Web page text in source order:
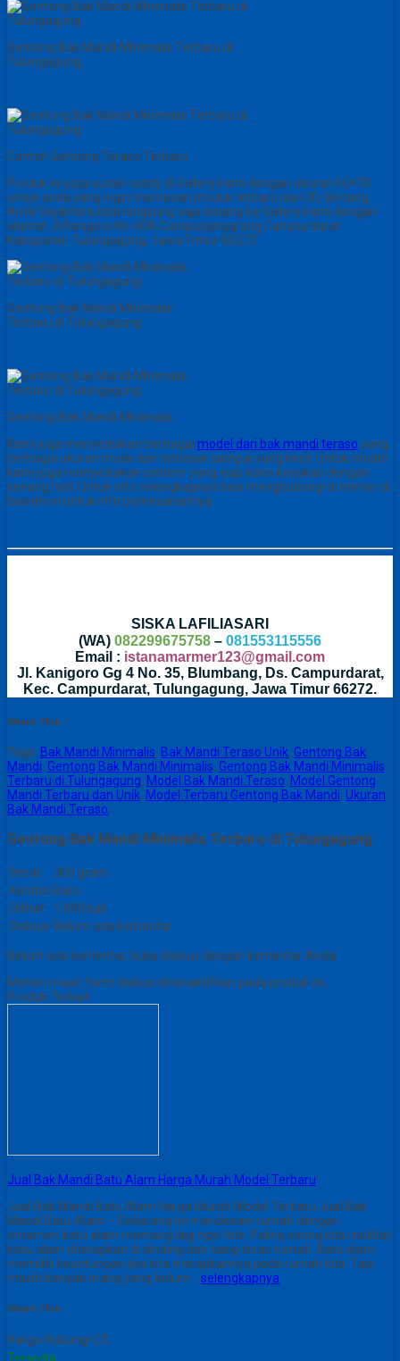
Gentong Bak Mandi Minimalis Terbaru di
Tulungagung
Contoh Gentong Teraso Terbaru
Produk ini juga sudah ready di Gallery kami dengan ukuran 60×70
untuk anda yang ingin memesan produk terbaru dari UD. Bintang
Antik Sejahtera bisa langsung saja datang ke Gallery kami dengan
alamat Jl.Kanigoro No.40A Campurjanggrang Campurdarat
Kabupaten Tulungagung, Jawa Timur 66272.
Gentong Bak Mandi Minimalis
Terbaru di Tulungagung
Gentong Bak Mandi Minimalis
Kami juga menyediakan berbagai model dari bak mandi teraso yang
berbagai ukuran mulai dari terbesar sampai yang kecil. Untuk model
kami juga menyediakan costem yang siap kami kerjakan dengan
senang hati. Untuk info selengkapnya bisa menghubungi di nomer di
bawah ini untuk info pemesanannya.
SISKA LAFILIASARI
(WA) 082299675758 – 081553115556
Email : istanamarmer123@gmail.com
Jl. Kanigoro Gg 4 No. 35, Blumbang, Ds. Campurdarat,
Kec. Campurdarat, Tulungagung, Jawa Timur 66272.
Share This :
Tags: Bak Mandi Minimalis, Bak Mandi Teraso Unik, Gentong Bak
Mandi, Gentong Bak Mandi Minimalis, Gentong Bak Mandi Minimalis
Terbaru di Tulungagung, Model Bak Mandi Teraso, Model Gentong
Mandi Terbaru dan Unik, Model Terbaru Gentong Bak Mandi, Ukuran
Bak Mandi Teraso
Gentong Bak Mandi Minimalis Terbaru di Tulungagung
Berat
300 gram
Kondisi Baru
Dilihat
1.090 kali
Diskusi Belum ada komentar
Belum ada komentar, buka diskusi dengan komentar Anda.
Mohon maaf, form diskusi dinonaktifkan pada produk ini.
Produk Terkait
Jual Bak Mandi Batu Alam Harga Murah Model Terbaru
Jual Bak Mandi Batu Alam Harga Murah Model Terbaru Jual Bak
Mandi Batu Alam – Sekarang ini mendesain rumah dengan
ornamen batu alam memang lagi nge-hits. Paling sering kita melihat
batu alam diterapkan di dinding dan tiang teras rumah. Batu alam
memiliki keuntungan jika kita merapkannya pada rumah kita. Tapi
masih banyak orang yang belum… selengkapnya
Share This :
Harga Hubungi CS
Tersedia